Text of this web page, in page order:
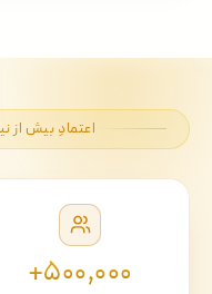
اعتمادِ بیش از
۵۰۰٬۰۰۰+